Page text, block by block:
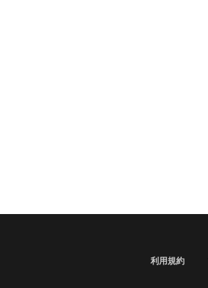
利用規約